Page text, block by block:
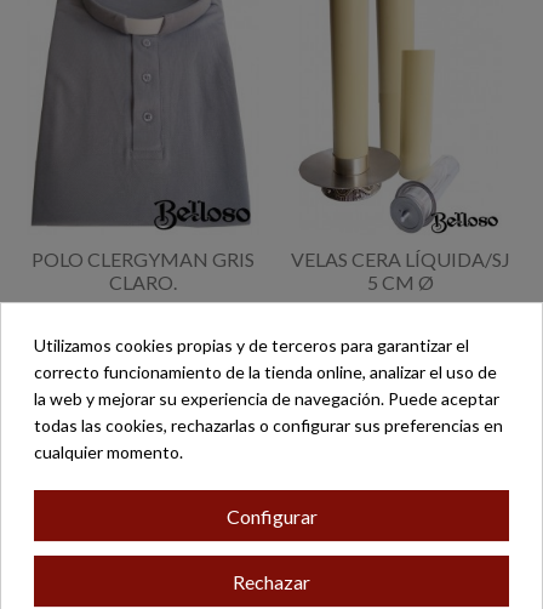
POLO CLERGYMAN GRIS
CLARO.
VELAS CERA LÍQUIDA/SJ
5 CM Ø
Utilizamos cookies propias y de terceros para garantizar el
correcto funcionamiento de la tienda online, analizar el uso de
la web y mejorar su experiencia de navegación. Puede aceptar
todas las cookies, rechazarlas o configurar sus preferencias en
cualquier momento.
Configurar
Rechazar